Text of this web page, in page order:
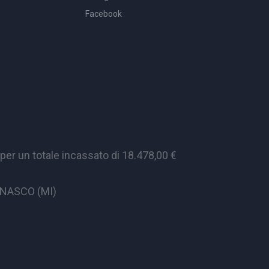
Facebook
per un totale incassato di 18.478,00 €
(MI)